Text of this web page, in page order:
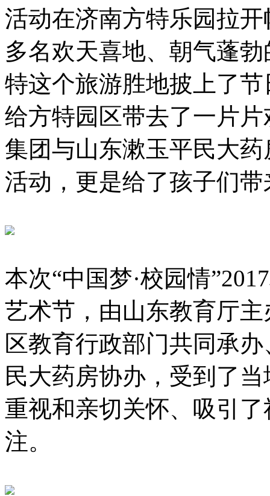
活动在济南方特乐园拉
多名欢天喜地、朝气蓬
特这个旅游胜地披上了
给方特园区带去了一片
集团与山东漱玉平民大
活动，更是给了孩子们
本次“中国梦·校园情
艺术节，由山东教育厅
区教育行政部门共同承
民大药房协办，受到了
重视和亲切关怀、吸引
注。